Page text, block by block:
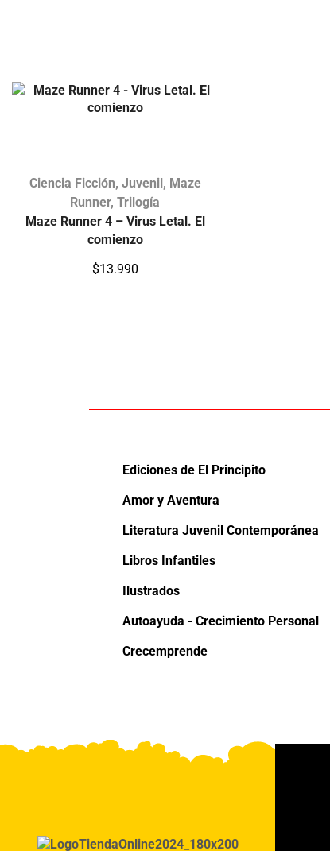
Ciencia Ficción, Juvenil, Maze
Runner,Trilogía
Maze Runner 4 – Virus Letal. El
comienzo
$13.990
Ediciones de El Principito
Amor y Aventura
Literatura Juvenil Contemporánea
Libros Infantiles
Ilustrados
Autoayuda - Crecimiento Personal
Crecemprende